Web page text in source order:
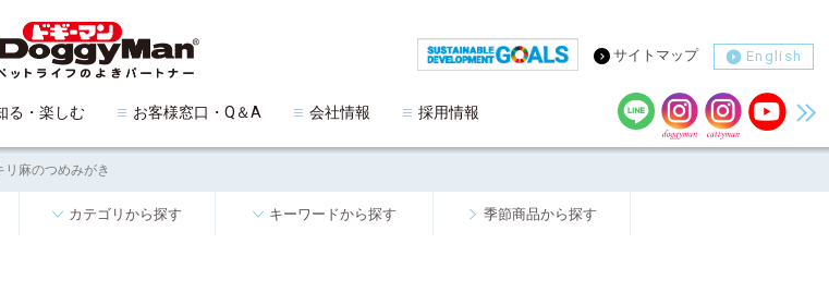
る・楽しむ お客様窓口・Q＆A 会社情報 採用情報
サイトマップ English
リ麻のつめみがき
カテゴリから探す キーワードから探す 季節商品から探す